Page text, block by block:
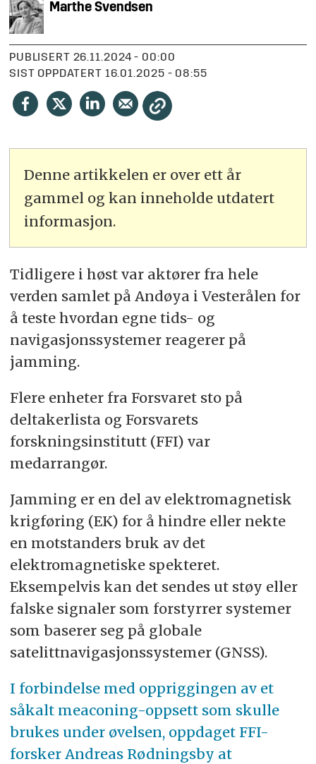
Marthe Svendsen
PUBLISERT
26.11.2024 - 00:00
SIST OPPDATERT
16.01.2025 - 08:55
Denne artikkelen er over ett år
gammel og kan inneholde utdatert
informasjon.
Tidligere i høst var aktører fra hele
verden samlet på Andøya i Vesterålen for
å teste hvordan egne tids- og
navigasjonssystemer reagerer på
jamming.
Flere enheter fra Forsvaret sto på
deltakerlista og Forsvarets
forskningsinstitutt (FFI) var
medarrangør.
Jamming er en del av elektromagnetisk
krigføring (EK) for å hindre eller nekte
en motstanders bruk av det
elektromagnetiske spekteret.
Eksempelvis kan det sendes ut støy eller
falske signaler som forstyrrer systemer
som baserer seg på globale
satelittnavigasjonssystemer (GNSS).
I forbindelse med oppriggingen av et
såkalt meaconing-oppsett som skulle
brukes under øvelsen, oppdaget FFI-
forsker Andreas Rødningsby at